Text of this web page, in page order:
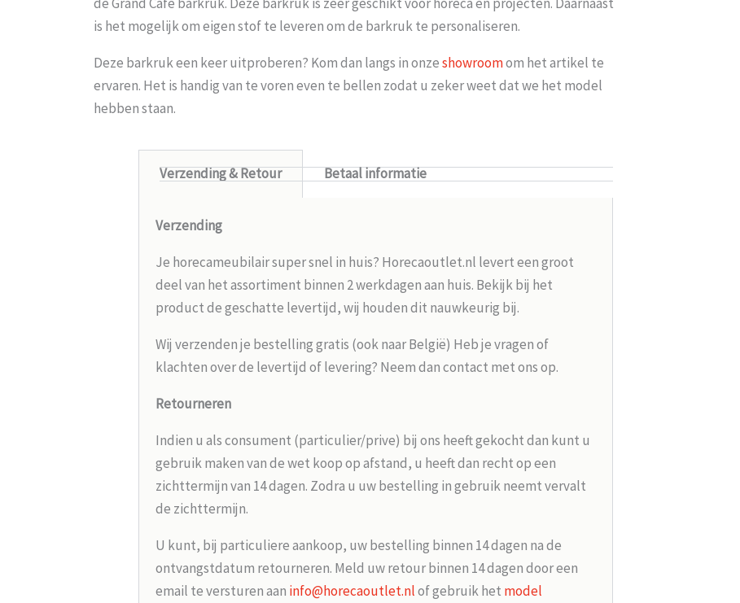
is het mogelijk om eigen stof te leveren om de barkruk te personaliseren.
Deze barkruk een keer uitproberen? Kom dan langs in onzeshowroomom het artikel te
ervaren. Het is handig van te voren even te bellen zodat u zeker weet dat we het model
hebben staan.
Verzending & Retour Betaal informatie
Verzending
Je horecameubilair super snel in huis? Horecaoutlet.nl levert een groot
deel van het assortiment binnen 2 werkdagen aan huis. Bekijk bij het
product de geschatte levertijd, wij houden dit nauwkeurig bij.
Wij verzenden je bestelling gratis (ook naar België) Heb je vragen of
klachten over de levertijd of levering? Neem dan contact met ons op.
Retourneren
Indien u als consument (particulier/prive) bij ons heeft gekocht dan kunt u
gebruik maken van de wet koop op afstand, u heeft dan recht op een
zichttermijn van 14 dagen. Zodra u uw bestelling in gebruik neemt vervalt
de zichttermijn.
U kunt, bij particuliere aankoop, uw bestelling binnen 14 dagen na de
ontvangstdatum retourneren. Meld uw retour binnen 14 dagen door een
email te versturen aan info@horecaoutlet.nlof gebruik het model